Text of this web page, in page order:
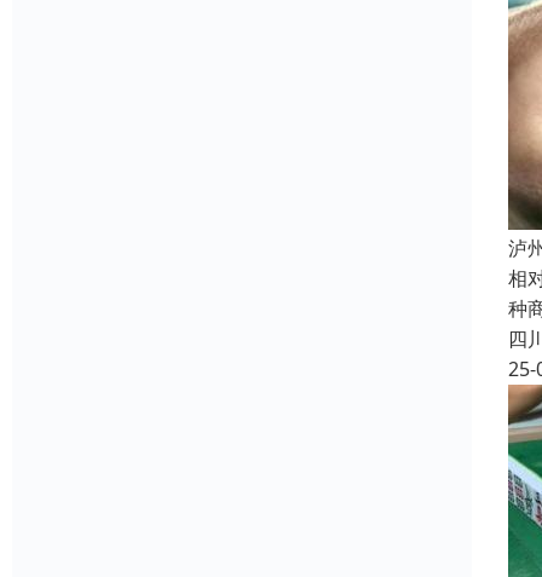
泸
相
种
四
25-